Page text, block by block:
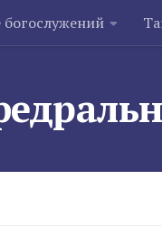
богослужений